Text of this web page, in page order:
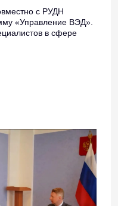
с РУДН
«Управление ВЭД».
в сфере